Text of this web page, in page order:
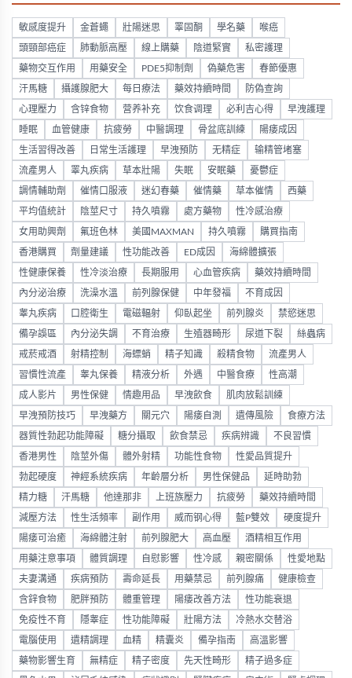
敏感度提升 金蒼蠅 壯陽迷思 睪固酮 學名藥 喉癌
頭頸部癌症 肺動脈高壓 線上購藥 陰道緊實 私密護理
藥物交互作用 用藥安全 PDE5抑制劑 偽藥危害 春節優惠
汗馬糖 攝護腺肥大 每日療法 藥效持續時間 防偽查詢
心理壓力 含锌食物 营养补充 饮食调理 必利吉心得 早洩護理
睡眠 血管健康 抗疲勞 中醫調理 骨盆底訓練 陽痿成因
生活習得改善 日常生活護理 早洩預防 无精症 输精管堵塞
流產男人 睪丸疾病 草本壯陽 失眠 安眠藥 憂鬱症
調情輔助劑 催情口服液 迷幻春藥 催情藥 草本催情 西藥
平均值統計 陰莖尺寸 持久噴霧 處方藥物 性冷感治療
女用助興劑 氟班色林 美國MAXMAN 持久噴霧 購買指南
香港購買 劑量建議 性功能改善 ED成因 海綿體擴張
性健康保養 性冷淡治療 長期服用 心血管疾病 藥效持續時間
內分泌治療 洗澡水溫 前列腺保健 中年發福 不育成因
睾丸疾病 口腔衛生 電磁輻射 仰臥起坐 前列腺炎 禁慾迷思
備孕誤區 內分泌失調 不育治療 生殖器畸形 尿道下裂 絲蟲病
戒菸戒酒 射精控制 海螵蛸 精子知識 殺精食物 流產男人
習慣性流產 睾丸保養 精液分析 外遇 中醫食療 性高潮
成人影片 男性保健 情趣用品 早洩飲食 肌肉放鬆訓練
早洩預防技巧 早洩藥方 關元穴 陽痿自測 遺傳風險 食療方法
器質性勃起功能障礙 糖分攝取 飲食禁忌 疾病辨識 不良習慣
香港男性 陰莖外傷 體外射精 功能性食物 性愛品質提升
勃起硬度 神經系統疾病 年齡層分析 男性保健品 延時助勃
精力糖 汗馬糖 他達那非 上班族壓力 抗疲勞 藥效持續時間
減壓方法 性生活頻率 副作用 威而钢心得 藍P雙效 硬度提升
陽痿可治癒 海綿體注射 前列腺肥大 高血壓 酒精相互作用
用藥注意事項 體質調理 自慰影響 性冷感 親密關係 性愛地點
夫妻溝通 疾病預防 壽命延長 用藥禁忌 前列腺痛 健康檢查
含鋅食物 肥胖預防 體重管理 陽痿改善方法 性功能衰退
免疫性不育 隱睾症 性功能障礙 壯陽方法 冷熱水交替浴
電腦使用 遺精調理 血精 精囊炎 備孕指南 高溫影響
藥物影響生育 無精症 精子密度 先天性畸形 精子過多症